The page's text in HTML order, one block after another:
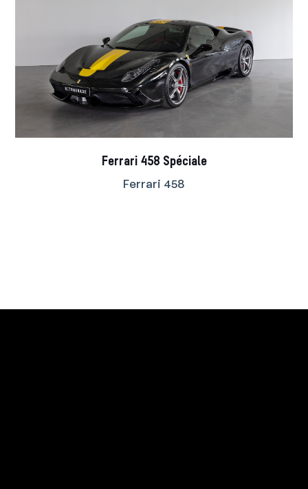
Ferrari 458 Spéciale
Ferrari 458